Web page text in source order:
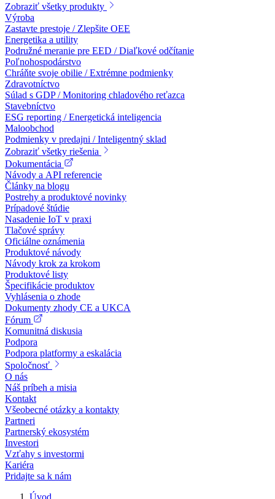
Zobraziť všetky produkty
Výroba
Zastavte prestoje / Zlepšite OEE
Energetika a utility
Podružné meranie pre EED / Diaľkové odčítanie
Poľnohospodárstvo
Chráňte svoje obilie / Extrémne podmienky
Zdravotníctvo
Súlad s GDP / Monitoring chladového reťazca
Stavebníctvo
ESG reporting / Energetická inteligencia
Maloobchod
Podmienky v predajni / Inteligentný sklad
Zobraziť všetky riešenia
Dokumentácia
Návody a API referencie
Články na blogu
Postrehy a produktové novinky
Prípadové štúdie
Nasadenie IoT v praxi
Tlačové správy
Oficiálne oznámenia
Produktové návody
Návody krok za krokom
Produktové listy
Špecifikácie produktov
Vyhlásenia o zhode
Dokumenty zhody CE a UKCA
Fórum
Komunitná diskusia
Podpora
Podpora platformy a eskalácia
Spoločnosť
O nás
Náš príbeh a misia
Kontakt
Všeobecné otázky a kontakty
Partneri
Partnerský ekosystém
Investori
Vzťahy s investormi
Kariéra
Pridajte sa k nám
Úvod